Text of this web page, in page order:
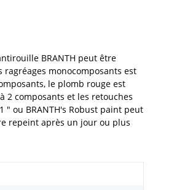
BRANTH peut être
monocomposants est
le plomb rouge est
2 composants et les retouches
" ou BRANTH's Robust paint peut
repeint après un jour ou plus